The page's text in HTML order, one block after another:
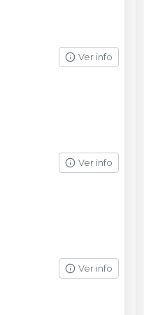
Ver info
Ver info
Ver info